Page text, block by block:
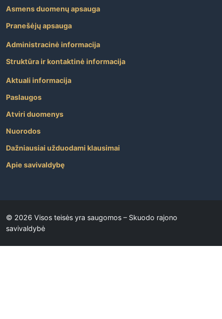
Asmens duomenų apsauga
Pranešėjų apsauga
Administracinė informacija
Struktūra ir kontaktinė informacija
Aktuali informacija
Paslaugos
Atviri duomenys
Nuorodos
Dažniausiai užduodami klausimai
Apie savivaldybę
© Copyright
2026 Visos teisės yra saugomos – Skuodo rajono
savivaldybė